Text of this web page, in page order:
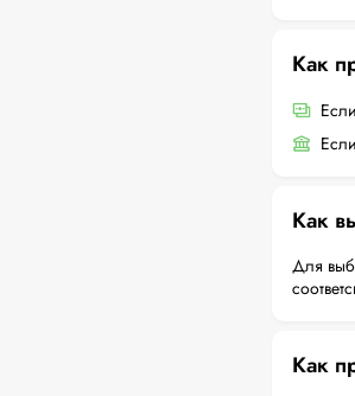
Как
Как
Для
Как